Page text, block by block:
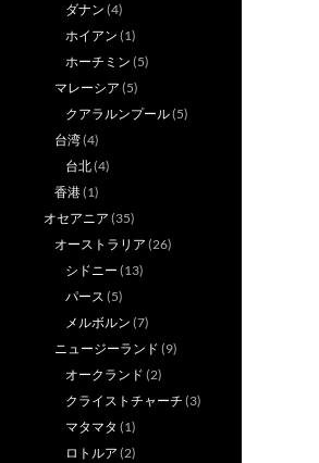
ダナン (4)
ホイアン (1)
ホーチミン (5)
マレーシア (5)
クアラルンプール(5)
台湾(4)
台北(4)
香港(1)
オセアニア (35)
オーストラリア (26)
シドニー (13)
パース (5)
メルボルン (7)
ニュージーランド (9)
オークランド (2)
クライストチャーチ (3)
マタマタ (1)
ロトルア (2)